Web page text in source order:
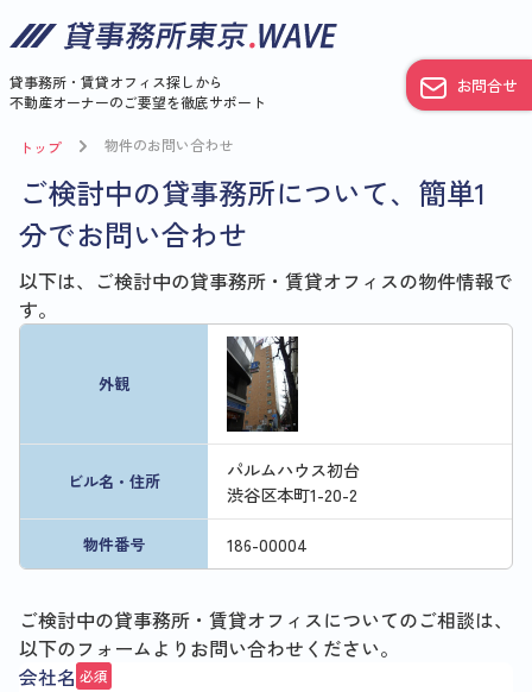
貸事務所・賃貸オフィス探しから
不動産オーナーのご要望を徹底サポート
お問合せ
トップ 物件のお問い合わせ
ご検討中の貸事務所について、簡単1
分でお問い合わせ
以下は、ご検討中の貸事務所・賃貸オフィスの物件情報で
す。
外観
ビル名・住所
パルムハウス初台
渋谷区本町1-20-2
物件番号 186-00004
ご検討中の貸事務所・賃貸オフィスについてのご相談は、
以下のフォームよりお問い合わせください。
会社名 必須